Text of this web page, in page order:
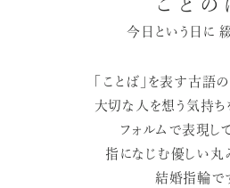
ことの
今日という日に
「ことば」を表す古語の
大切な人を想う気持ち
フォルムで表現し
指になじむ優しい丸
結婚指輪で